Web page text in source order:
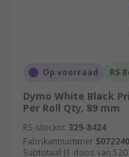
Op voorraad RS
Dymo White Black
Per Roll Qty, 89 mm
RS-stocknr. 329-8424
Fabrikantnummer
Subtotaal (1 doos van